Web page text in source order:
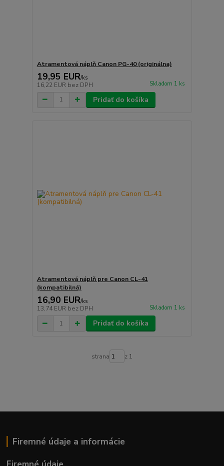
Atramentová náplň Canon PG-40 (originálna)
19,95 EUR/ks
16,22 EUR bez DPH Skladom 1 ks
Pridať do košíka
Atramentová náplň pre Canon CL-41
(kompatibilná)
16,90 EUR/ks
13,74 EUR bez DPH Skladom 1 ks
Pridať do košíka
strana z 1
Firemné údaje a informácie